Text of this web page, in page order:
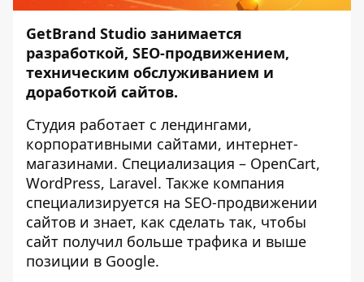
GetBrand Studio занимается
разработкой, SEO-продвижением,
техническим обслуживанием и
доработкой сайтов.
Студия работает с лендингами,
корпоративными сайтами, интернет-
магазинами. Специализация – OpenCart,
WordPress, Laravel. Также компания
специализируется на SEO-продвижении
сайтов и знает, как сделать так, чтобы
сайт получил больше трафика и выше
позиции в Google.